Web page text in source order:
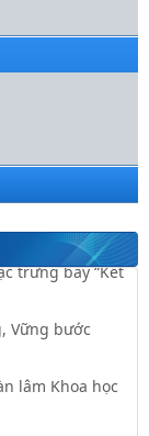
tượng và
hóa
trưng bày “Kết
Vững bước